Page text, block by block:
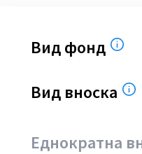
Вид фонд
Вид вноска
Еднократна